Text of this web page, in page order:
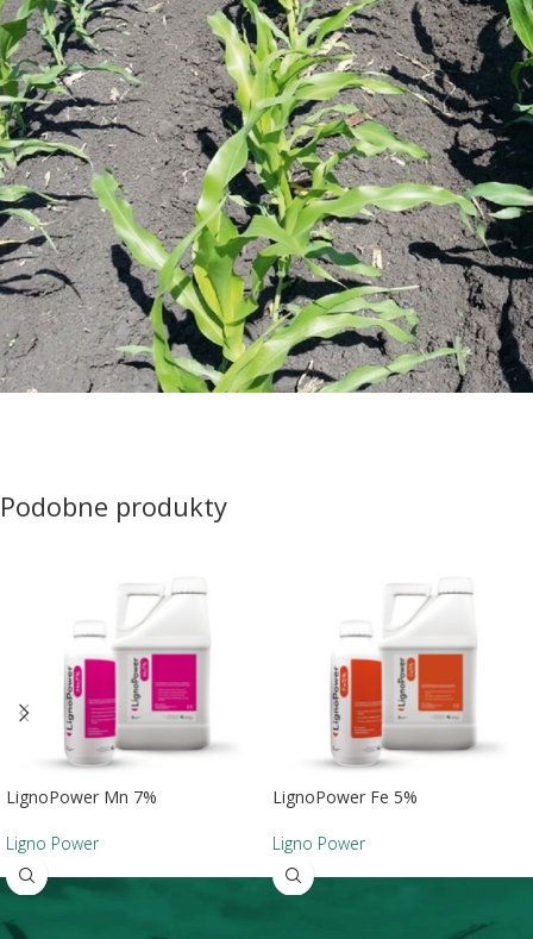
Podobne produkty
LignoPower Mn 7%
Ligno Power
LignoPower Fe 5%
Ligno Power